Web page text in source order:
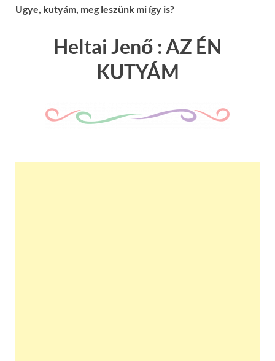
Ugye, kutyám, meg leszünk mi így is?
Heltai Jenő : AZ ÉN
KUTYÁM